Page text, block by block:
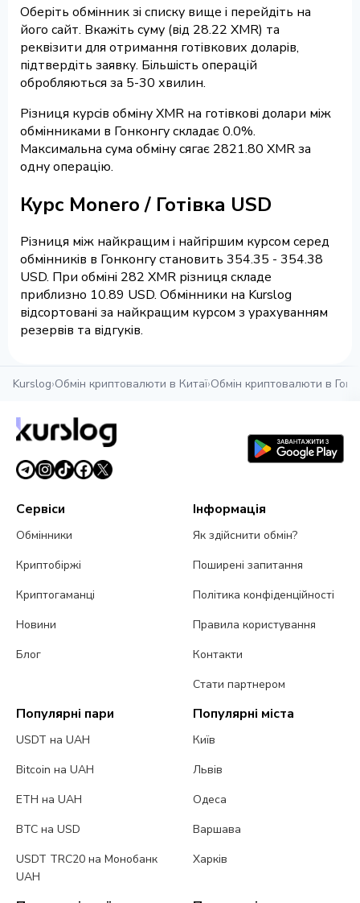
Оберіть обмінник зі списку вище і перейдіть на
його сайт. Вкажіть суму (від 28.22 XMR) та
реквізити для отримання готівкових доларів,
підтвердіть заявку. Більшість операцій
обробляються за 5-30 хвилин.
Різниця курсів обміну XMR на готівкові долари між
обмінниками в Гонконгу складає 0.0%.
Максимальна сума обміну сягає 2821.80 XMR за
одну операцію.
Курс Monero / Готівка USD
Різниця між найкращим і найгіршим курсом серед
обмінників в Гонконгу становить 354.35 - 354.38
USD. При обміні 282 XMR різниця складе
приблизно 10.89 USD. Обмінники на Kurslog
відсортовані за найкращим курсом з урахуванням
резервів та відгуків.
Kurslog›Обмін криптовалюти в Китаї›Обмін криптовалюти в
Сервіси
Обмінники
Криптобіржі
Криптогаманці
Новини
Блог
Інформація
Як здійснити обмін?
Поширені запитання
Політика конфіденційності
Правила користування
Контакти
Стати партнером
Популярні пари
USDT на UAH
Bitcoin на UAH
ETH на UAH
BTC на USD
USDT TRC20 на Монобанк
UAH
Популярні міста
Київ
Львів
Одеса
Варшава
Харків